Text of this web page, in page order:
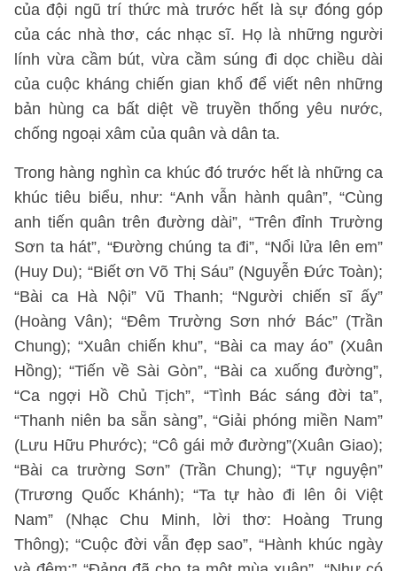
của đội ngũ trí thức mà trước hết là sự đóng góp
của các nhà thơ, các nhạc sĩ. Họ là những người
lính vừa cầm bút, vừa cầm súng đi dọc chiều dài
của cuộc kháng chiến gian khổ để viết nên những
bản hùng ca bất diệt về truyền thống yêu nước,
chống ngoại xâm của quân và dân ta.
Trong hàng nghìn ca khúc đó trước hết là những ca
khúc tiêu biểu, như: “Anh vẫn hành quân”, “Cùng
anh tiến quân trên đường dài”, “Trên đỉnh Trường
Sơn ta hát”, “Đường chúng ta đi”, “Nổi lửa lên em”
(Huy Du); “Biết ơn Võ Thị Sáu” (Nguyễn Đức Toàn);
“Bài ca Hà Nội” Vũ Thanh; “Người chiến sĩ ấy”
(Hoàng Vân); “Đêm Trường Sơn nhớ Bác” (Trần
Chung); “Xuân chiến khu”, “Bài ca may áo” (Xuân
Hồng); “Tiến về Sài Gòn”, “Bài ca xuống đường”,
“Ca ngợi Hồ Chủ Tịch”, “Tình Bác sáng đời ta”,
“Thanh niên ba sẵn sàng”, “Giải phóng miền Nam”
(Lưu Hữu Phước); “Cô gái mở đường”(Xuân Giao);
“Bài ca trường Sơn” (Trần Chung); “Tự nguyện”
(Trương Quốc Khánh); “Ta tự hào đi lên ôi Việt
Nam” (Nhạc Chu Minh, lời thơ: Hoàng Trung
Thông); “Cuộc đời vẫn đẹp sao”, “Hành khúc ngày